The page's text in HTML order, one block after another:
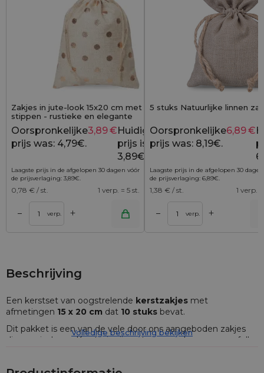
Zakjes in jute-look 15x20 cm met gouden
stippen - rustieke en elegante
cadeauverpakking
4,79 €
Oorspronkelijke
prijs was: 4,79€.
3,89€Huidige
prijs is:
3,89€.
Laagste prijs in de afgelopen 30 dagen vóór
de prijsverlaging: 3,89€.
0,78 € / st. 1 verp. = 5 st.
– verp. +
5 stuks Natuurlijke linnen
Oorspronkelijke
prijs was: 8,19€.
6,89€
Laagste prijs in de afgelopen 30
de prijsverlaging: 6,89€.
1,38 € / st. 1 verp.
– verp. +
Toevoegen aan winkelwagen Toevoegen aan
Beschrijving
Een kerstset van oogstrelende kerstzakjes met
afmetingen 15 x 20 cm dat 10 stuks bevat.
Dit pakket is een van de vele door ons aangeboden zakjes
die speciaal voor Kerstmis zijn ontworpen: de warme en felle
Volledige beschrijving bekijken